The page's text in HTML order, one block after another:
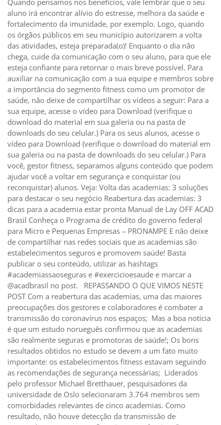
aluno irá encontrar alívio do estresse, melhora da saúde e
fortalecimento da imunidade, por exemplo. Logo, quando
os órgãos públicos em seu município autorizarem a volta
das atividades, esteja preparada(o)! Enquanto o dia não
chega, cuide da comunicação com o seu aluno, para que ele
esteja confiante para retornar o mais breve possível. Para
auxiliar na comunicação com a sua equipe e membros sobre
a importância do segmento fitness como um promotor de
saúde, não deixe de compartilhar os vídeos a seguir: Para a
sua equipe, acesse o vídeo para Download (verifique o
download do material em sua galeria ou na pasta de
downloads do seu celular.) Para os seus alunos, acesse o
vídeo para Download (verifique o download do material em
sua galeria ou na pasta de downloads do seu celular.) Para
você, gestor fitness, separamos alguns conteúdo que podem
ajudar você a voltar em segurança e conquistar (ou
reconquistar) alunos. Veja: Volta das academias: 3 soluções
para destacar o seu negócio Reabertura das academias: 3
dicas para a academia estar pronta Manual de Lay OFF ACAD
Brasil Conheça o Programa de crédito do governo federal
para Micro e Pequenas Empresas – PRONAMPE E não deixe
de compartilhar nas redes sociais que as academias são
estabelecimentos seguros e promovem saúde! Basta
publicar o seu conteúdo, utilizar as hashtags
#academiassaoseguras e #exercicioesaude e marcar a
@acadbrasil no post. REPASSANDO O QUE VIMOS NESTE
POST Com a reabertura das academias, uma das maiores
preocupações dos gestores e colaboradores é combater a
transmissão do coronavírus nos espaços; Mas a boa notícia
é que um estudo norueguês confirmou que as academias
são realmente seguras e promotoras de saúde!; Os bons
resultados obtidos no estudo se devem a um fato muito
importante: os estabelecimentos fitness estavam seguindo
as recomendações de segurança necessárias; Liderados
pelo professor Michael Bretthauer, pesquisadores da
universidade de Oslo selecionaram 3.764 membros sem
comorbidades relevantes de cinco academias. Como
resultado, não houve detecção da transmissão de